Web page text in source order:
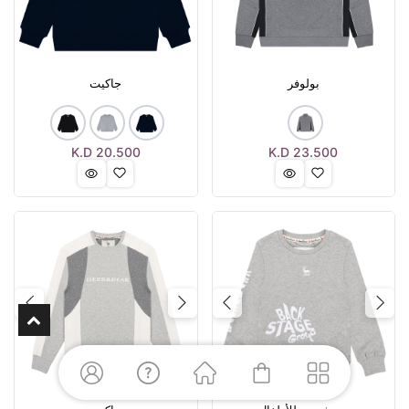
بولوفر
23.500
جاكيت
20.500
K.D
Previous
Next
Previous